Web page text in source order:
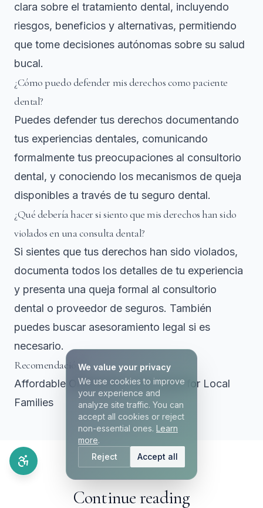
clara sobre el tratamiento dental, incluyendo
riesgos, beneficios y alternativas, permitiendo
que tome decisiones autónomas sobre su salud
bucal.
¿Cómo puedo defender mis derechos como paciente
dental?
Puedes defender tus derechos documentando
tus experiencias dentales, comunicando
formalmente tus preocupaciones al consultorio
dental, y conociendo los mecanismos de queja
disponibles a través de tu seguro dental.
¿Qué debería hacer si siento que mis derechos han sido
violados en una consulta dental?
Si sientes que tus derechos han sido violados,
documenta todos los detalles de tu experiencia
y presenta una queja formal al consultorio
dental o proveedor de seguros. También
puedes buscar asesoramiento legal si es
necesario.
Recomendación
Affordable Orthodontic Care Guide for Local
Families
Continue reading
We value your privacy
We use cookies to improve
your experience and
analyze site traffic. You can
accept all cookies or reject
non-essential ones. Learn
more.
Reject
Accept all